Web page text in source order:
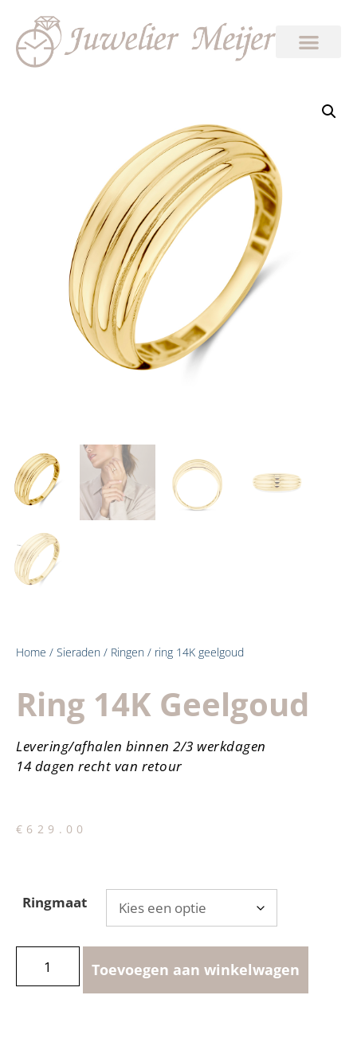
Home / Sieraden / Ringen / ring 14K geelgoud
Ring 14K Geelgoud
Levering/afhalen binnen 2/3 werkdagen
14 dagen recht van retour
€ 629.00
Ringmaat
Toevoegen aan winkelwagen